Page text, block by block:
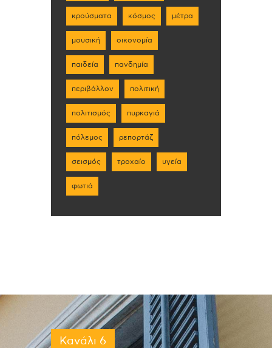
κρούσματα κόσμος μέτρα
μουσική οικονομία
παιδεία πανδημία
περιβάλλον πολιτική
πολιτισμός πυρκαγιά
πόλεμος ρεπορτάζ
σεισμός τροχαίο υγεία
φωτιά
Κανάλι 6